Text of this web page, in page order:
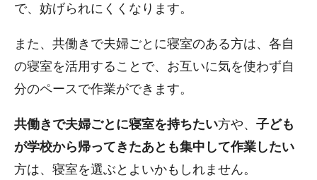
で、妨げられにくくなります。
また、共働きで夫婦ごとに寝室のある方は、各自
の寝室を活用することで、お互いに気を使わず自
分のペースで作業ができます。
共働きで夫婦ごとに寝室を持ちたい方や、 子ども
が学校から帰ってきたあとも集中して作業したい
方は、寝室を選ぶとよいかもしれません。